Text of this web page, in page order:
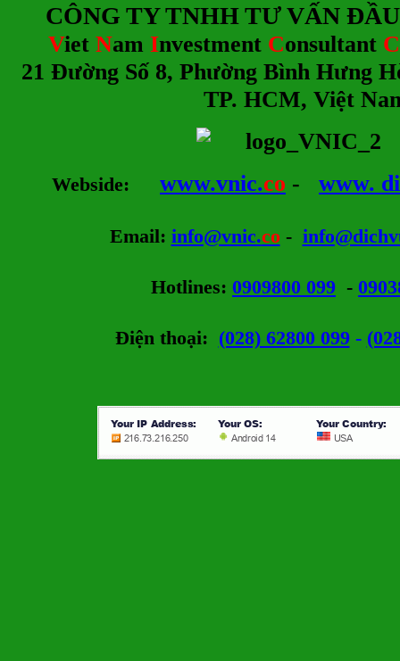
CÔNG TY TNHH TƯVẤN
Viet Nam Investment Consultant
21 Đường Số 8, Phường Bình Hưng
TP. HCM, Việt
Webside: www.vnic.co - www.
Email: info@vnic.co-
Hotlines: 0909800 099 -
Điện thoại: (028) 62800 099-